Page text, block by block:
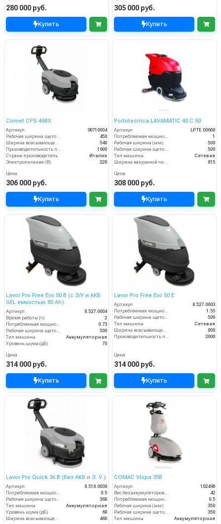
280 000 руб.
Купить
305 000 руб.
Купить
Comet CPS 45BX
Артикул
90710004
450
540
1600
Страна-производитель
Италия
Электропитание (В)
220
Цена
306 000 руб.
Купить
Portotecnica LAVAMATIC 40 C 50
Артикул
LPTE 00600
1
Рабочая ширина (мм)
500
500
Тип машины
Сетевая
815
Цена
308 000 руб.
Купить
Lavor Pro Free Evo 50 B (с З/У и АКБ
GEL емкостью 80 Ah)
Артикул
8.527.0004
Время работы (ч)
2
Потребляемая мощность (кВт)
0.73
Рабочая ширина щеток (мм)
500
Тип машины
Аккумуляторная
Уровень шума (дБ)
70
Цена
314 000 руб.
Купить
Lavor Pro Free Evo 50 E
Артикул
8.527.0003
Потребляемая мощность (кВт)
1.55
Рабочая ширина щеток (мм)
500
Тип машины
Сетевая
Ширина всасывающей балки (мм)
800
Производительность по площади (м2/ч)
2000
Цена
314 000 руб.
Купить
Lavor Pro Quick 36 B (без АКБ и З. У.)
Артикул
8.518.0038
0.5
360
Тип машины
Аккумуляторная
Уровень шума (дБ)
68
460
COMAC Vispa 35B
Артикул
102490
42
0.5
Рабочая ширина (мм)
350
350
Тип машины
Аккумуляторная